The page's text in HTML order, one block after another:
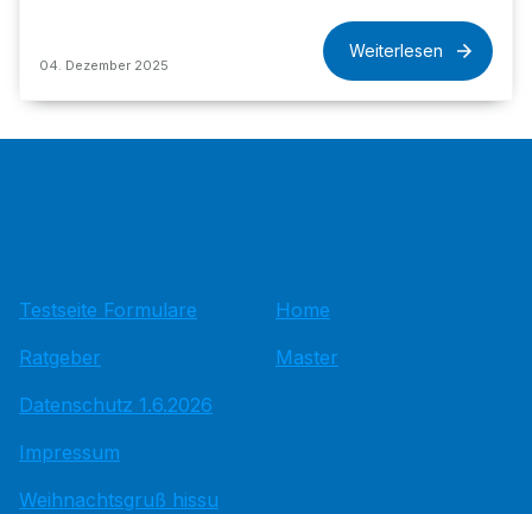
04. Dezember 2025
Weiterlesen
Testseite Formulare
Ratgeber
Datenschutz 1.6.2026
Impressum
Weihnachtsgruß hissu
Home
Master